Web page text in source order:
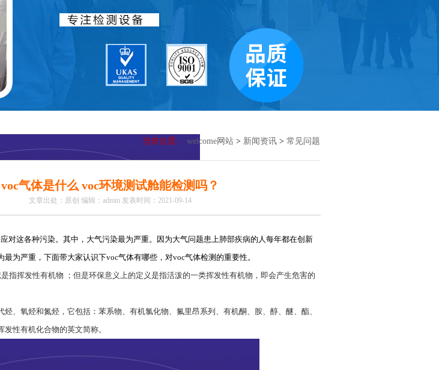
当前位置： welcome网站 > 新闻资讯 > 常见问题
voc气体是什么 voc环境测试舱能检测吗？
文章出处：原创 编辑：admin 发表时间：2021-09-14
对这各种污染。其中，大气污染最为严重。因为大气问题患上肺部疾病的人每年都在创新
最为严重，下面带大家认识下voc气体有哪些，对voc气体检测的重要性。
指挥发性有机物 ；但是环保意义上的定义是指活泼的一类挥发性有机物，即会产生危害的
烃、氧烃和氮烃，它包括：苯系物、有机氯化物、氟里昂系列、有机酮、胺、醇、醚、酯、
性有机化合物的英文简称。